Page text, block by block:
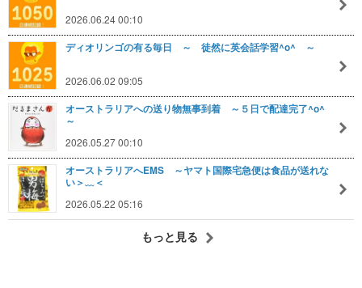
2026.06.24 00:10
ディオリンゴの有る毎日 ～ 徒然に英会話学習^o^ ～
2026.06.02 09:05
オーストラリアへの送り物無事到着 ～５日で配達完了^o^
～
2026.05.27 00:10
オーストラリアへEMS ～ヤマト国際宅急便は食品が送れな
い＞﹏＜
2026.05.22 05:16
もっと見る